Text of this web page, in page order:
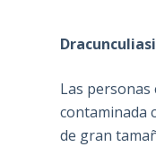
Las
contaminada
de gran